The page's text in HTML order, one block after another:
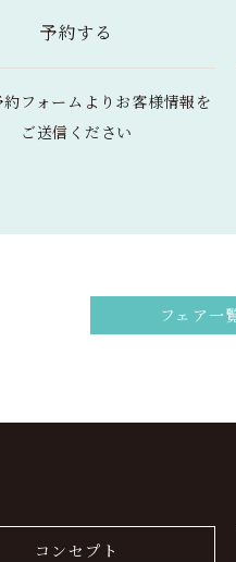
予約する
約フォームより お客様情報を
ご送信ください
フェア一
コンセプト